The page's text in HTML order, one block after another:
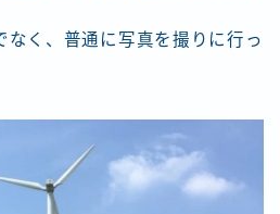
なく、普通に写真を撮りに行っ